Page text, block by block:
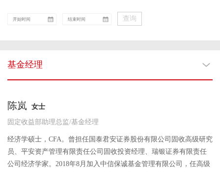
查询
基金经理
陈岚 女士
固定收益部助理总监/基金经理
经济学硕士，CFA。曾担任国泰君安证券股份有限公司固收高级研究
员、平安资产管理有限责任公司固收投资经理、瑞银证券有限责任
公司经济学家。2018年8月加入中信保诚基金管理有限公司，任高级